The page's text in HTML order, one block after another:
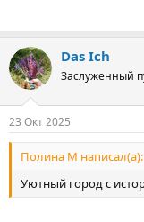
Das Ich
Заслуженный
23 Окт 2025
Полина М написал(а):
Уютный город с